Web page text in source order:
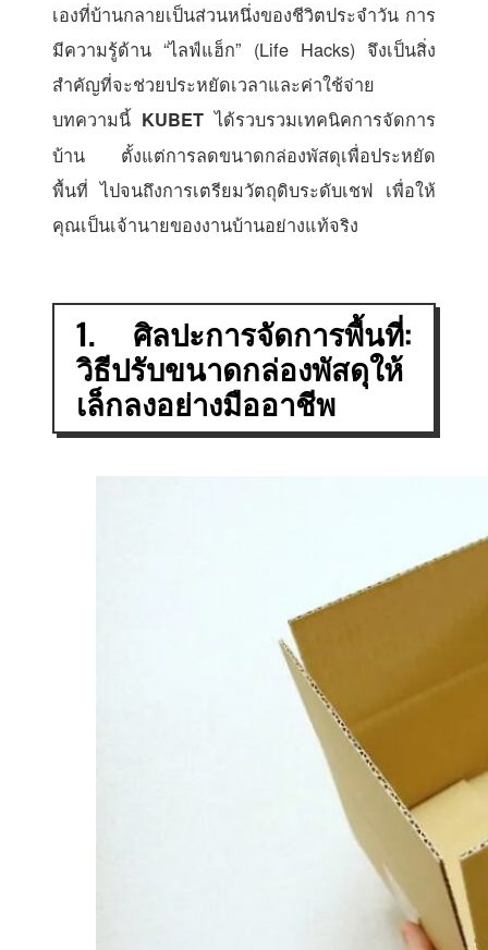
เองที่บ้านกลายเป็นส่วนหนึ่งของชีวิตประจำวัน การ
มีความรู้ด้าน “ไลฟ์แฮ็ก” (Life Hacks) จึงเป็นสิ่ง
สำคัญที่จะช่วยประหยัดเวลาและค่าใช้จ่าย
บทความนี้ KUBET ได้รวบรวมเทคนิคการจัดการ
บ้าน ตั้งแต่การลดขนาดกล่องพัสดุเพื่อประหยัด
พื้นที่ ไปจนถึงการเตรียมวัตถุดิบระดับเชฟ เพื่อให้
คุณเป็นเจ้านายของงานบ้านอย่างแท้จริง
1. ศิลปะการจัดการพื้นที่:
วิธีปรับขนาดกล่องพัสดุให้
เล็กลงอย่างมืออาชีพ